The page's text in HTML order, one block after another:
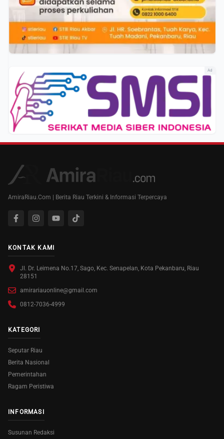
Ad
AmiraRiau.Com | Berita Riau Terkini & Informasi Terpercaya
KONTAK KAMI
Jl. Dr. Leimena No.17, Sago, Kec. Senapelan, Kota Pekanbaru, Riau
28151
amirariauonline@gmail.com
0812-7036-4999
KATEGORI
Seputar Riau
Berita Nasional
Pemerintahan
Ragam Peristiwa
INFORMASI
Susunan Redaksi